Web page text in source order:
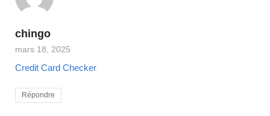
chingo
mars 18, 2025
Credit Card Checker
Répondre